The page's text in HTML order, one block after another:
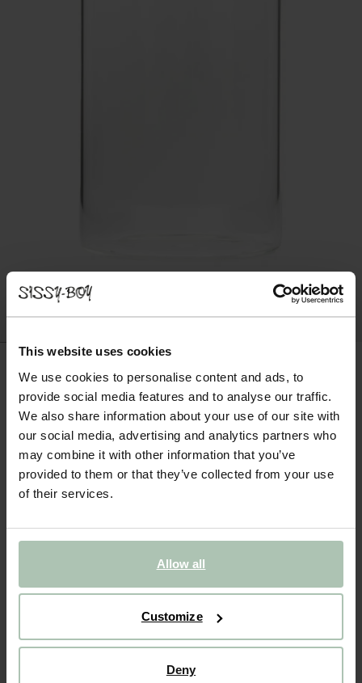
This website uses cookies
We use cookies to personalise content and ads, to
provide social media features and to analyse our traffic.
We also share information about your use of our site with
our social media, advertising and analytics partners who
may combine it with other information that you’ve
provided to them or that they’ve collected from your use
of their services.
Allow all
Customize
Deny
17.99
Livraison dans: 1–2 jours ouvrés
VOIR LE STOCK EN MAGASIN
Livraison gratuite en magasin
Payer après coup